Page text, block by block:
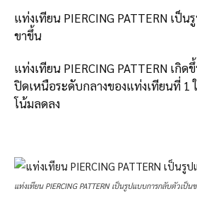
แท่งเทียน PIERCING PATTERN เป็
ขาขึ้น
แท่งเทียน PIERCING PATTERN เกิ
ปิดเหนือระดับกลางของแท่งเทียนที่ 1
โน้มลดลง
แท่งเทียน PIERCING PATTERN เป็นรูปแบบการกลับตัวเป็น